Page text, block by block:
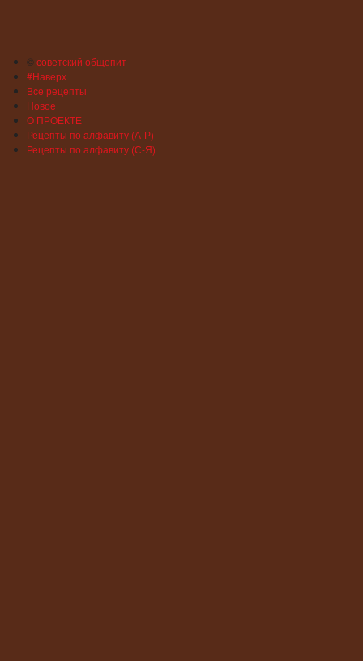
©советский общепит
#Наверх
Все рецепты
Новое
О ПРОЕКТЕ
Рецепты по алфавиту (А-Р)
Рецепты по алфавиту (С-Я)